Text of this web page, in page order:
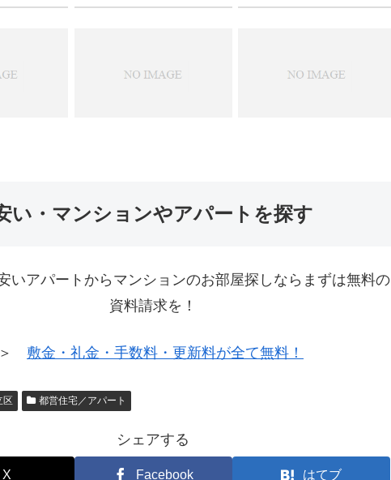
い・マンションやアパートを探す
いアパートからマンションのお部屋探しならまずは無料の
資料請求を！
＞ 敷金・礼金・手数料・更新料が全て無料！
区 都営住宅／アパート
シェアする
X Facebook はてブ